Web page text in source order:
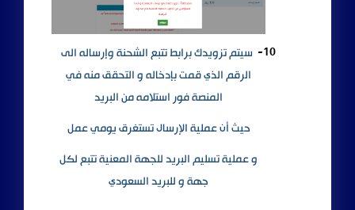
10- سيتم تزويدك برابط تتبع الشحنة وإرساله الى
الرقم الذي قمت بإدخاله و التحقق منه في
المنصة فور استلامه من البريد
حيث أن عملية الإرسال تستغرق يومي عمل
و عملية تسليم البريد للجهة المعنية تتبع لكل
جهة و للبريد السعودي